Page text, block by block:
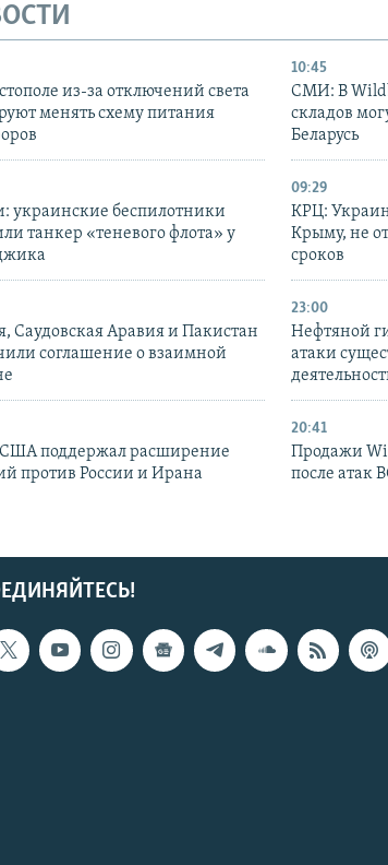
из-за отключений света
менять схему питания
10:45
СМИ: В
складов
Беларусь
украинские беспилотники
танкер «теневого флота» у
09:29
КРЦ:
Крыму, не
сроков
Саудовская Аравия и Пакистан
соглашение о взаимной
23:00
Нефтяной
атаки
поддержал расширение
против России и Ирана
20:41
Продажи
после атак